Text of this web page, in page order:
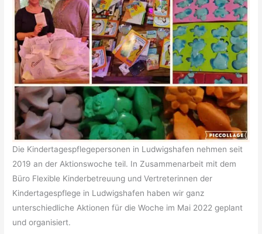
Die Kindertagespflegepersonen in Ludwigshafen nehmen seit
2019 an der Aktionswoche teil. In Zusammenarbeit mit dem
Büro Flexible Kinderbetreuung und Vertreterinnen der
Kindertagespflege in Ludwigshafen haben wir ganz
unterschiedliche Aktionen für die Woche im Mai 2022 geplant
und organisiert.